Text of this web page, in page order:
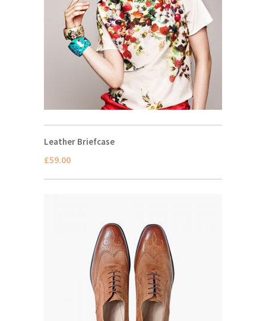
Leather Briefcase
£59.00